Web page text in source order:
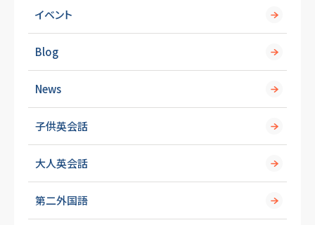
イベント
Blog
News
子供英会話
大人英会話
第二外国語